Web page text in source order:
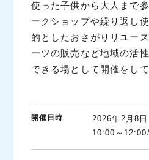
使った子供から大人まで
ークショップや繰り返し
的としたおさがりリユー
ーツの販売など地域の活
できる場として開催をして
開催日時
2026年2月8日
10:00～